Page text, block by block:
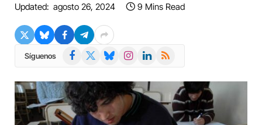
Updated: agosto 26, 2024 9 Mins Read
Síguenos Facebook BlueskyInstagramLinkedIn
RSS